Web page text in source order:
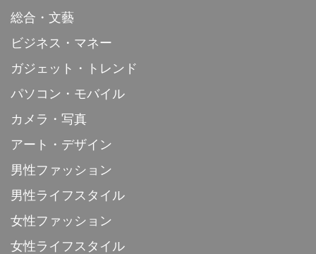
総合・文藝
ビジネス・マネー
ガジェット・トレンド
パソコン・モバイル
カメラ・写真
アート・デザイン
男性ファッション
男性ライフスタイル
女性ファッション
女性ライフスタイル